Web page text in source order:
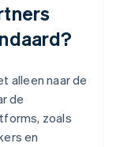
alleen naar de
de
zoals
en